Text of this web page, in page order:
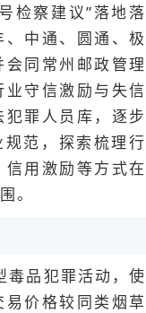
检察建议”落地落
中通、圆通、极
同常州邮政管理
守信激励与失信
罪人员库，逐步
范，探索梳理行
用激励等方式在
。
毒品犯罪活动，使
价格较同类烟草